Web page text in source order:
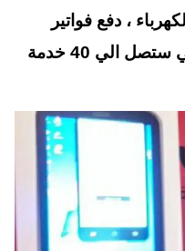
، دفع فواتير
المياة وغيرها من الخدمات التي ستصل الي 40 خدمة